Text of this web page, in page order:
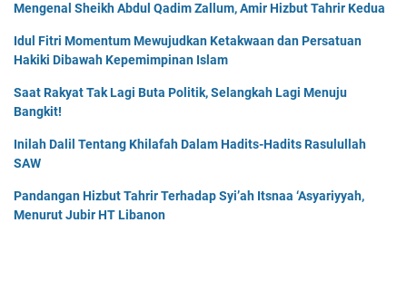
Mengenal Sheikh Abdul Qadim Zallum, Amir Hizbut Tahrir Kedua
Idul Fitri Momentum Mewujudkan Ketakwaan dan Persatuan
Hakiki Dibawah Kepemimpinan Islam
Saat Rakyat Tak Lagi Buta Politik, Selangkah Lagi Menuju
Bangkit!
Inilah Dalil Tentang Khilafah Dalam Hadits-Hadits Rasulullah
SAW
Pandangan Hizbut Tahrir Terhadap Syi’ah Itsnaa ‘Asyariyyah,
Menurut Jubir HT Libanon